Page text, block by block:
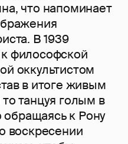
что напоминает
В 1939
философской
оккультистом
в итоге живым
танцуя голым в
обращаясь к Рону
воскресении